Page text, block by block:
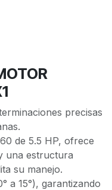
precisas
de 5.5 HP, ofrece
una estructura
su manejo.
a 15°), garantizando